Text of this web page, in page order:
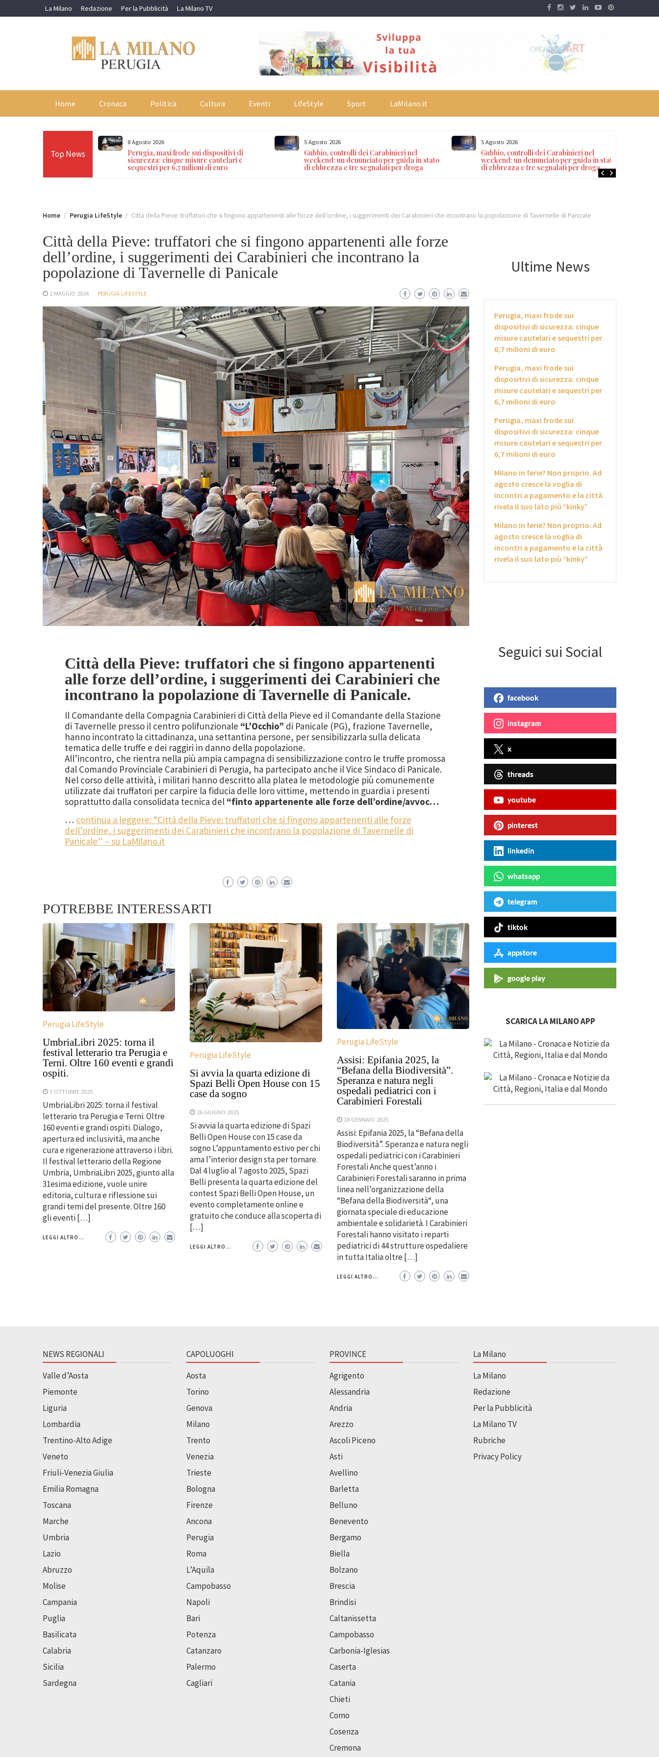
to
La Milano Redazione Per la Pubblicità La Milano TV
Home Cronaca Politica Cultura Eventi LifeStyle Sport LaMilano.it
Top News
sui dispositivi di
misure cautelari e
8 Agosto 2026
Perugia, maxi frode sui dispositivi di
sicurezza: cinque misure cautelari e
sequestri per 6,7 milioni di euro
5 Agosto 2026
Gubbio, controlli dei Carabinieri nel
weekend: un denunciato per guida in stato
di ebbrezza e tre segnalati per droga
5 Agosto 2026
Gubbio, controlli dei Carabinieri nel
weekend: un denunciato per guida in stato
di ebbrezza e tre segnalati per droga
Home Perugia LifeStyle Città della Pieve: truffatori che si fingono appartenenti alle forze dell’ordine, i suggerimenti dei Carabinieri che incontrano la popolazione di Tavernelle di Panicale
Città della Pieve: truffatori che si fingono appartenenti alle forze
dell’ordine, i suggerimenti dei Carabinieri che incontrano la
popolazione di Tavernelle di Panicale
2 MAGGIO 2024 PERUGIA LIFESTYLE
Città della Pieve: truffatori che si fingono appartenenti
alle forze dell’ordine, i suggerimenti dei Carabinieri che
incontrano la popolazione di Tavernelle di Panicale.
Il Comandante della Compagnia Carabinieri di Città della Pieve ed il Comandante della Stazione
di Tavernelle presso il centro polifunzionale “L’Occhio” di Panicale (PG), frazione Tavernelle,
hanno incontrato la cittadinanza, una settantina persone, per sensibilizzarla sulla delicata
tematica delle truffe e dei raggiri in danno della popolazione.
All’incontro, che rientra nella più ampia campagna di sensibilizzazione contro le truffe promossa
dal Comando Provinciale Carabinieri di Perugia, ha partecipato anche il Vice Sindaco di Panicale.
Nel corso delle attività, i militari hanno descritto alla platea le metodologie più comunemente
utilizzate dai truffatori per carpire la fiducia delle loro vittime, mettendo in guardia i presenti
soprattutto dalla consolidata tecnica del “finto appartenente alle forze dell’ordine/avvoc…
… continua a leggere: “Città della Pieve: truffatori che si fingono appartenenti alle forze
dell’ordine, i suggerimenti dei Carabinieri che incontrano la popolazione di Tavernelle di
Panicale” – su LaMilano.it
POTREBBE INTERESSARTI
Perugia LifeStyle
UmbriaLibri 2025: torna il
festival letterario tra Perugia e
Terni. Oltre 160 eventi e grandi
ospiti.
3 OTTOBRE 2025
UmbriaLibri 2025: torna il festival
letterario tra Perugia e Terni. Oltre
160 eventi e grandi ospiti. Dialogo,
apertura ed inclusività, ma anche
cura e rigenerazione attraverso i libri.
Il festival letterario della Regione
Umbria, UmbriaLibri 2025, giunto alla
31esima edizione, vuole unire
editoria, cultura e riflessione sui
grandi temi del presente. Oltre 160
gli eventi […]
LEGGI ALTRO...
Perugia LifeStyle
Si avvia la quarta edizione di
Spazi Belli Open House con 15
case da sogno
26 GIUGNO 2025
Si avvia la quarta edizione di Spazi
Belli Open House con 15 case da
sogno L’appuntamento estivo per chi
ama l’interior design sta per tornare.
Dal 4 luglio al 7 agosto 2025, Spazi
Belli presenta la quarta edizione del
contest Spazi Belli Open House, un
evento completamente online e
gratuito che conduce alla scoperta di
[…]
LEGGI ALTRO...
Perugia LifeStyle
Assisi: Epifania 2025, la
“Befana della Biodiversità”.
Speranza e natura negli
ospedali pediatrici con i
Carabinieri Forestali
18 GENNAIO 2025
Assisi: Epifania 2025, la “Befana della
Biodiversità”. Speranza e natura negli
ospedali pediatrici con i Carabinieri
Forestali Anche quest’anno i
Carabinieri Forestali saranno in prima
linea nell’organizzazione della
“Befana della Biodiversità“, una
giornata speciale di educazione
ambientale e solidarietà. I Carabinieri
Forestali hanno visitato i reparti
pediatrici di 44 strutture ospedaliere
in tutta Italia oltre […]
LEGGI ALTRO...
Ultime News
Perugia, maxi frode sui
dispositivi di sicurezza: cinque
misure cautelari e sequestri per
6,7 milioni di euro
Perugia, maxi frode sui
dispositivi di sicurezza: cinque
misure cautelari e sequestri per
6,7 milioni di euro
Perugia, maxi frode sui
dispositivi di sicurezza: cinque
misure cautelari e sequestri per
6,7 milioni di euro
Milano in ferie? Non proprio. Ad
agosto cresce la voglia di
incontri a pagamento e la città
rivela il suo lato più “kinky”
Milano in ferie? Non proprio. Ad
agosto cresce la voglia di
incontri a pagamento e la città
rivela il suo lato più “kinky”
Seguici sui Social
facebook
instagram
x
threads
youtube
pinterest
linkedin
whatsapp
telegram
tiktok
appstore
google play
SCARICA LA MILANO APP
NEWS REGIONALI
Valle d’Aosta
Piemonte
Liguria
Lombardia
Trentino-Alto Adige
Veneto
Friuli-Venezia Giulia
Emilia Romagna
Toscana
Marche
Umbria
Lazio
Abruzzo
Molise
Campania
Puglia
Basilicata
Calabria
Sicilia
Sardegna
CAPOLUOGHI
Aosta
Torino
Genova
Milano
Trento
Venezia
Trieste
Bologna
Firenze
Ancona
Perugia
Roma
L’Aquila
Campobasso
Napoli
Bari
Potenza
Catanzaro
Palermo
Cagliari
PROVINCE
Agrigento
Alessandria
Andria
Arezzo
Ascoli Piceno
Asti
Avellino
Barletta
Belluno
Benevento
Bergamo
Biella
Bolzano
Brescia
Brindisi
Caltanissetta
Campobasso
Carbonia-Iglesias
Caserta
Catania
Chieti
Como
Cosenza
Cremona
La Milano
La Milano
Redazione
Per la Pubblicità
La Milano TV
Rubriche
Privacy Policy